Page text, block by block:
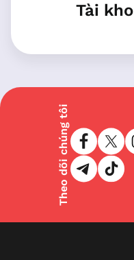
Tài
Theo dõi chúng tôi